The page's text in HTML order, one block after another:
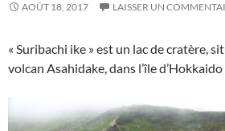
AOÛT 18, 2017 LAISSER UN
« Suribachi ike » est un lac de cratère,
volcan Asahidake, dans l’île